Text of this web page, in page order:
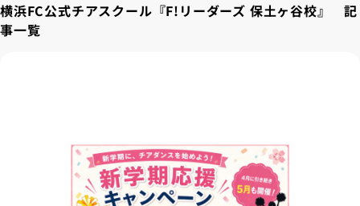
横浜FC公式チアスクール『F!リーダーズ 保土ヶ谷校』 記
事一覧